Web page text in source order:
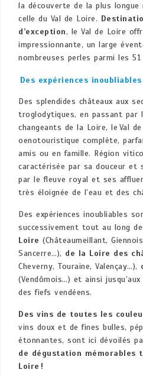
la découverte de la plus longue
celle du Val de Loire.
d’exception, le Val de Loire
impressionnante, un large
nombreuses perles parmi les
Des expériences inoubliables
Des splendides châteaux aux
troglodytiques, en passant par
changeants de la Loire, le Val
oenotouristique complète,
amis ou en famille. Région
caractérisée par sa douceur et
par le fleuve royal et ses
très éloignée de l’eau et des
Des expériences inoubliables
successivement tout au long
Loire (Châteaumeillant,
Sancerre…), de la Loire des
Cheverny, Touraine, Valençay…),
(Vendômois…) et ainsi
des fiefs vendéens.
Des vins de toutes les
vins doux et de fines bulles,
étonnantes, sont ici dévoilés
de dégustation mémorables
Loire !